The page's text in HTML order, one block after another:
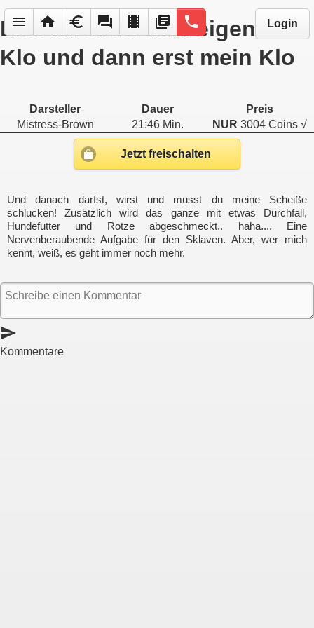
menu home euro forum local_movies library_books phone Login
Erst wirst du dein eigenes
Klo und dann erst mein Klo
Darsteller Dauer
Preis
Mistress-Brown
21:46 Min. NUR 3004 Coins √
Jetzt freischalten
Und danach darfst, wirst und musst du meine Scheiße
schlucken! Zusätzlich wird das ganze mit etwas Durchfall,
Hundefutter und Rotze abgeschmeckt.. haha.... Eine
Nervenberaubende Aufgabe für den Sklaven. Aber, wer mich
kennt, weiß, es geht immer noch mehr.
send
Kommentare